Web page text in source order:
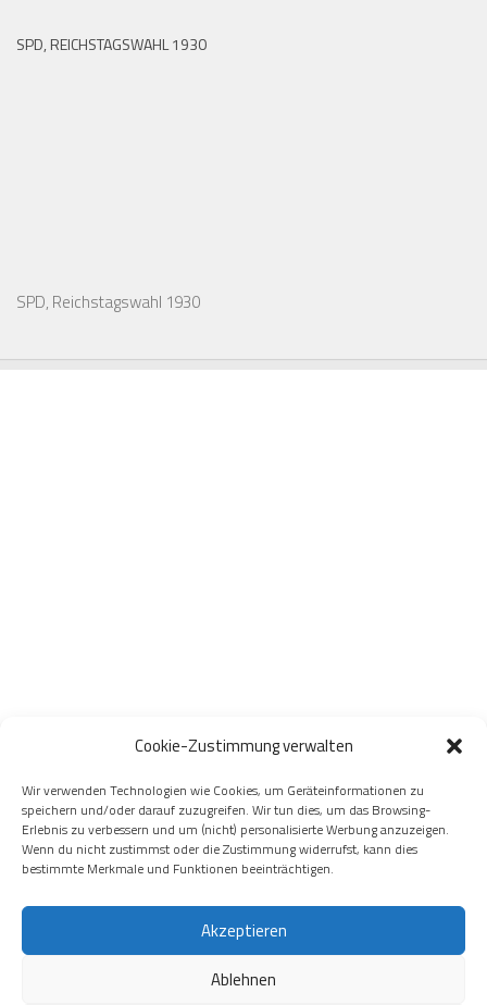
Cookie-Zustimmung verwalten
Wir verwenden Technologien wie Cookies, um Geräteinformationen zu
speichern und/oder darauf zuzugreifen. Wir tun dies, um das Browsing-
Erlebnis zu verbessern und um (nicht) personalisierte Werbung anzuzeigen.
Wenn du nicht zustimmst oder die Zustimmung widerrufst, kann dies
bestimmte Merkmale und Funktionen beeinträchtigen.
Akzeptieren
Ablehnen
SPD, REICHSTAGSWAHL 1930
SPD, Reichstagswahl 1930